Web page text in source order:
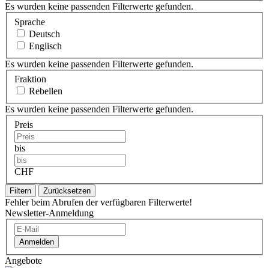
Es wurden keine passenden Filterwerte gefunden.
Sprache
Deutsch
Englisch
Es wurden keine passenden Filterwerte gefunden.
Fraktion
Rebellen
Es wurden keine passenden Filterwerte gefunden.
Preis
bis
CHF
Filtern Zurücksetzen
Fehler beim Abrufen der verfügbaren Filterwerte!
Newsletter-Anmeldung
Anmelden
Angebote